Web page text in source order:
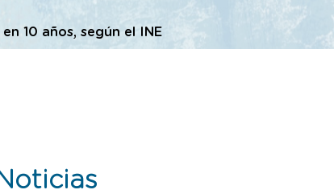
10 años, según el INE
Noticias